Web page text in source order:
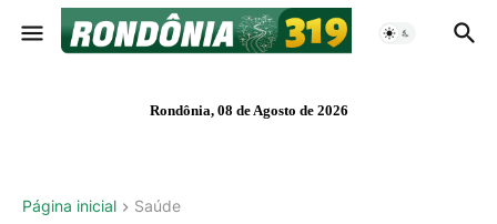
Rondônia, 08 de Agosto de 2026
Página inicial Saúde